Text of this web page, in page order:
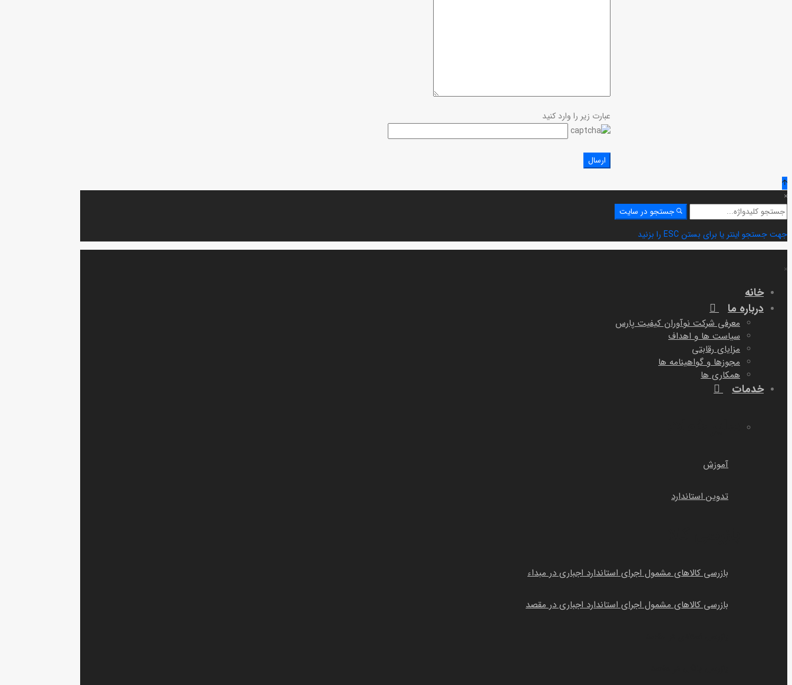
عبارت زیر را وارد کنید
جستجو
برای:
جستجو در سایت
جهت جستجو اینتر یا برای بستن ESC را بزنید
خانه
درباره ما
معرفی شرکت نوآوران کیفیت پارس
سیاست ها و اهداف
مزایای رقابتی
مجوزها و گواهینامه ها
همکاری ها
خدمات
آموزش
تدوین استاندارد
بازرسی کالاهای مشمول اجرای استاندارد اجباری در مبداء
بازرسی کالاهای مشمول اجرای استاندارد اجباری در مقصد